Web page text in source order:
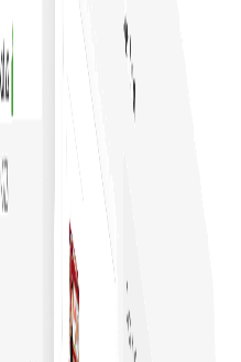
รปฏิบัติตาม และทำให้
ดีที่สุดต้องอาศัยการวิจัย
ละใช้คำแนะนำเพื่อให้มั่นใจ
อใจ